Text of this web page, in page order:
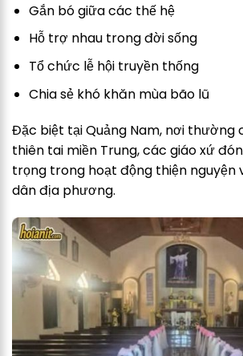
Gắn bó giữa các thế hệ
Hỗ trợ nhau trong đời sống
Tổ chức lễ hội truyền thống
Chia sẻ khó khăn mùa bão lũ
Đặc biệt tại Quảng Nam, nơi thường
thiên tai miền Trung, các giáo xứ
trọng trong hoạt động thiện nguyện
dân địa phương.